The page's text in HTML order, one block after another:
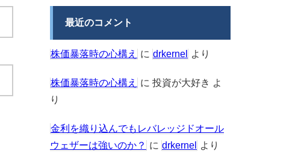
最近のコメント
株価暴落時の心構え に drkernel より
株価暴落時の心構え に 投資が大好き よ
り
金利を織り込んでもレバレッジドオール
ウェザーは強いのか？ に drkernel より